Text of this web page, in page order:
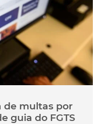
de multas por
guia do FGTS